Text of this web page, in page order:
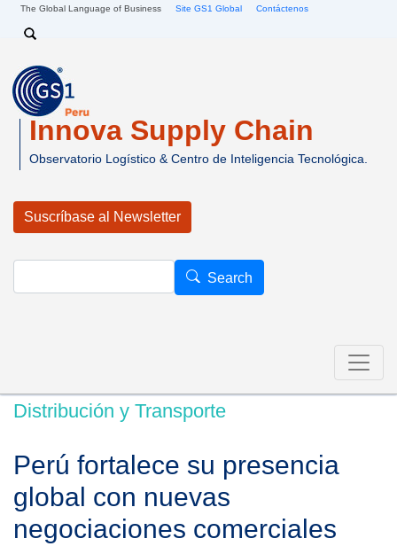
Pasar al contenido principal
The Global Language of Business Site GS1 Global Contáctenos
Search
Innova Supply Chain
Observatorio Logístico & Centro de Inteligencia Tecnológica.
Suscríbase al Newsletter
Search
Distribución y Transporte
Perú fortalece su presencia
global con nuevas
negociaciones comerciales